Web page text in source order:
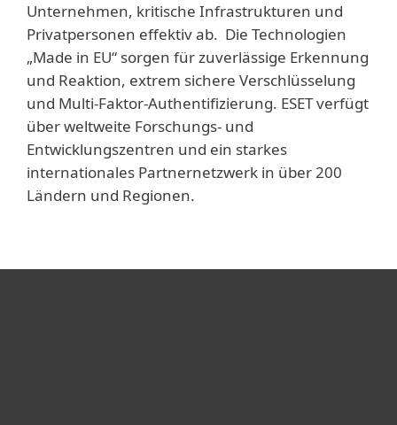
Unternehmen, kritische Infrastrukturen und
Privatpersonen effektiv ab. Die Technologien
„Made in EU“ sorgen für zuverlässige Erkennung
und Reaktion, extrem sichere Verschlüsselung
und Multi-Faktor-Authentifizierung. ESET verfügt
über weltweite Forschungs- und
Entwicklungszentren und ein starkes
internationales Partnernetzwerk in über 200
Ländern und Regionen.